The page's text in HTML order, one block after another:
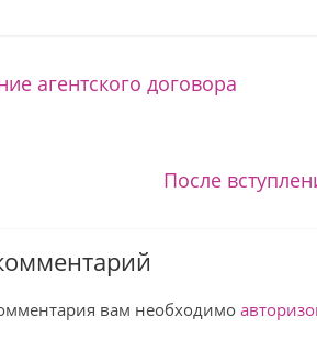
агентского договора
После
вам необходимо